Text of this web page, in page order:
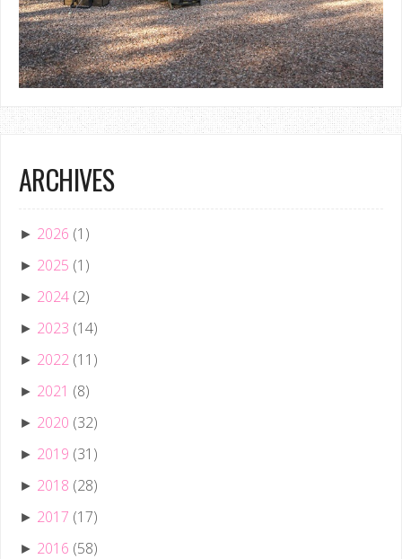
ARCHIVES
► 2026 (1)
► 2025 (1)
► 2024 (2)
► 2023 (14)
► 2022 (11)
► 2021 (8)
► 2020 (32)
► 2019 (31)
► 2018 (28)
► 2017 (17)
► 2016 (58)